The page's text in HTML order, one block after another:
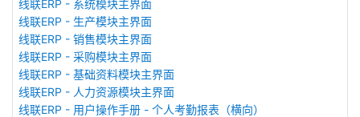
线联ERP - 系统模块主界面
线联ERP - 生产模块主界面
线联ERP - 销售模块主界面
线联ERP - 采购模块主界面
线联ERP - 基础资料模块主界面
线联ERP - 人力资源模块主界面
线联ERP - 用户操作手册 - 个人考勤报表（横向）